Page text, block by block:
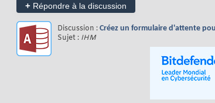
+ Répondre à la discussion
Discussion : Créez un formulaire d'attente
Sujet : IHM